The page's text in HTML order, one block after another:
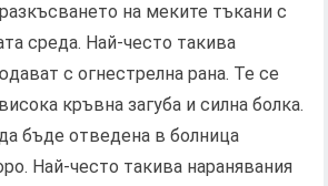
на меките тъкани с
среда. Най-често такива
с огнестрелна рана. Те се
кръвна загуба и силна болка.
бъде отведена в болница
Най-често такива наранявания